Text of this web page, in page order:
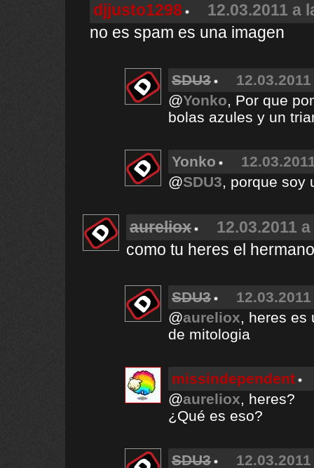
djjusto1298
12.03.2011 a
no es spam es una imagen
SDU3
@Yonko, Por que
bolas azules y un
Yonko
@SDU3, porque soy
aureliox
12.03.2011
como tu heres el
SDU3
@aureliox, heres es
de mitologia
missindependent
@aureliox, heres?
¿Qué es eso?
SDU3